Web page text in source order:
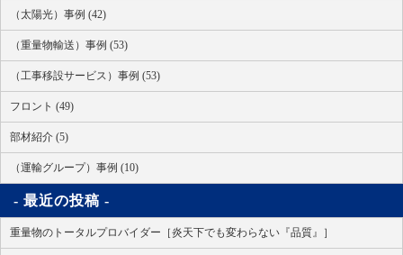
（太陽光）事例 (42)
（重量物輸送）事例 (53)
（工事移設サービス）事例 (53)
フロント (49)
部材紹介 (5)
（運輸グループ）事例 (10)
最近の投稿
重量物のトータルプロバイダー［炎天下でも変わらない『品質』］